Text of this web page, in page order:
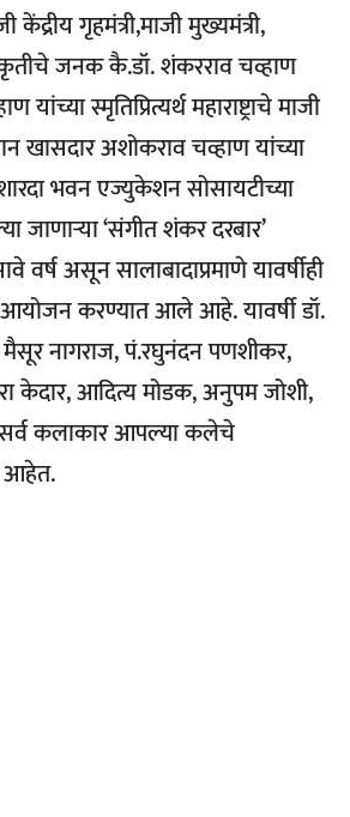
केंद्रीय गृहमंत्री,माजी मुख्यमंत्री,
जनक कै.डॉ. शंकरराव चव्हाण
स्मृतिप्रित्यर्थ महाराष्ट्राचे माजी
खासदार अशोकराव चव्हाण यांच्या
शारदा भवन एज्युकेशन सोसायटीच्या
जाणार्‍या ‘संगीत शंकर दरबार’
वर्ष असून सालाबादाप्रमाणे यावर्षीही
आयोजन करण्यात आले आहे. यावर्षी डॉ.
नागराज, पं.रघुनंदन पणशीकर,
केदार, आदित्य मोडक, अनुपम जोशी,
कलाकार आपल्या कलेचे
आहेत.